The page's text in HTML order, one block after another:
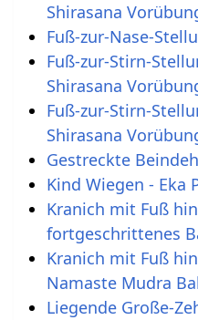
Shirasana
Fuß-zur-Nase-
Fuß-zur-Stirn-
Shirasana
Fuß-zur-Stirn-
Shirasana
Gestreckte
Kind Wiegen - Eka
Kranich mit Fuß
fortgeschrittenes
Kranich mit Fuß
Namaste Mudra
Liegende Große-